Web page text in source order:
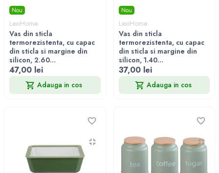
Nou
LexiHome
Vas din sticla
termorezistenta, cu capac
din sticla si margine din
silicon, 2.60...
47,00 lei
Adauga in cos
Nou
LexiHome
Vas din sticla
termorezistenta, cu capac
din sticla si margine din
silicon, 1.40...
37,00 lei
Adauga in cos